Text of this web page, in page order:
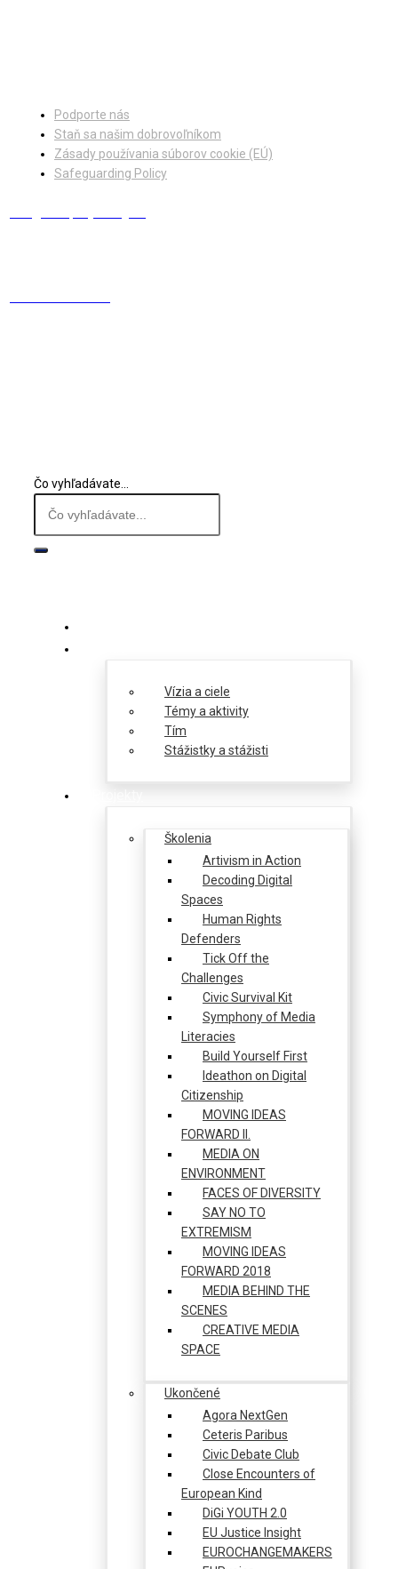
Podporte nás
Staň sa našim dobrovoľníkom
Zásady používania súborov cookie (EÚ)
Safeguarding Policy
Čo vyhľadávate...
Vízia a ciele
Témy a aktivity
Tím
Stážistky a stážisti
Školenia
Artivism in Action
Decoding Digital
Spaces
Human Rights
Defenders
Tick Off the
Challenges
Civic Survival Kit
Symphony of Media
Literacies
Build Yourself First
Ideathon on Digital
Citizenship
MOVING IDEAS
FORWARD II.
MEDIA ON
ENVIRONMENT
FACES OF DIVERSITY
SAY NO TO
EXTREMISM
MOVING IDEAS
FORWARD 2018
MEDIA BEHIND THE
SCENES
CREATIVE MEDIA
SPACE
Ukončené
Agora NextGen
Ceteris Paribus
Civic Debate Club
Close Encounters of
European Kind
DiGi YOUTH 2.0
EU Justice Insight
EUROCHANGEMAKERS